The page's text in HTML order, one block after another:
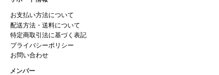
お支払い方法について
配送方法・送料について
特定商取引法に基づく表記
プライバシーポリシー
お問い合わせ
メンバー